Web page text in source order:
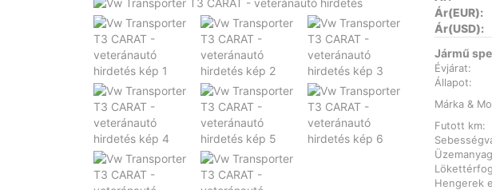
Ár(EUR):
Ár(USD):
Jármű
Évjárat:
Állapot:
Márka &
Futott km:
Hengerek